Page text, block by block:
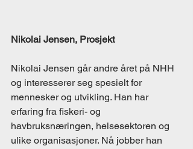
Nikolai Jensen, Prosjekt
Nikolai Jensen går andre året på NHH
og interesserer seg spesielt for
mennesker og utvikling. Han har
erfaring fra fiskeri- og
havbruksnæringen, helsesektoren og
ulike organisasjoner. Nå jobber han